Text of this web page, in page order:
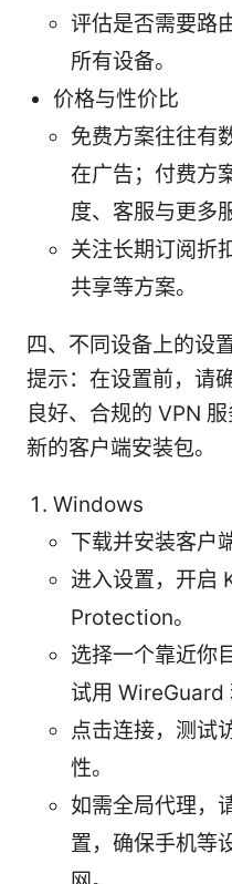
评估是否需要路
所有设备。
价格与性价比
免费方案往往有
在广告；付费方
度、客服与更多
关注长期订阅折
共享等方案。
四、不同设备上的设
提示：在设置前，请
良好、合规的 VPN
新的客户端安装包。
Windows
下载并安装客户端
进入设置，开启
Protection。
选择一个靠近你
试用 WireGuard
点击连接，测试
性。
如需全局代理，
置，确保手机等